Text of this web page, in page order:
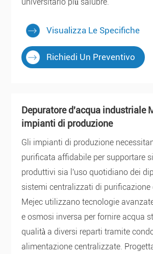
Visualizza Le Specifiche
Richiedi Un Preventivo
Depuratore d'acqua industriale
impianti di produzione
Gli impianti di produzione
purificata affidabile per supportare
produttivi sia l'uso quotidiano dei
sistemi centralizzati di purificazione
Mejec utilizzano tecnologie
e osmosi inversa per fornire acqua
qualità a diversi reparti tramite
alimentazione centralizzate.